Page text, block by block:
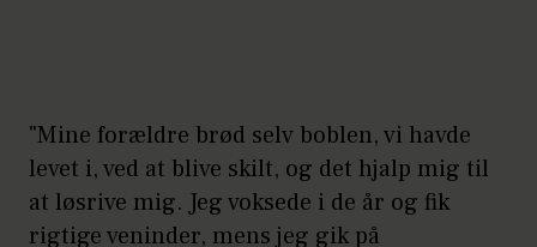
"Mine forældre brød selv boblen, vi havde
levet i, ved at blive skilt, og det hjalp mig til
at løsrive mig. Jeg voksede i de år og fik
rigtige veninder, mens jeg gik på